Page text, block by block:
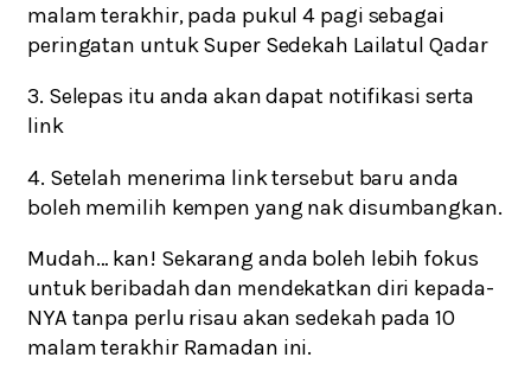
malam terakhir, pada pukul 4 pagi sebagai
peringatan untuk Super Sedekah Lailatul Qadar
3. Selepas itu anda akan dapat notifikasi serta
link
4. Setelah menerima link tersebut baru anda
boleh memilih kempen yang nak disumbangkan.
Mudah… kan! Sekarang anda boleh lebih fokus
untuk beribadah dan mendekatkan diri kepada-
NYA tanpa perlu risau akan sedekah pada 10
malam terakhir Ramadan ini.